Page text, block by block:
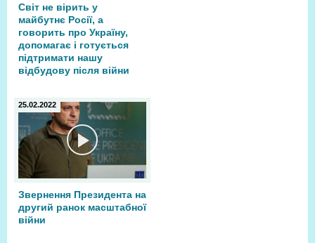
Світ не вірить у
майбутнє Росії, а
говорить про Україну,
допомагає і готується
підтримати нашу
відбудову після війни
25.02.2022
Звернення Президента на
другий ранок масштабної
війни